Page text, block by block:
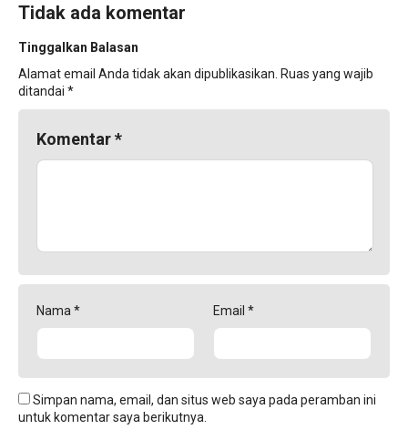
Tidak ada komentar
Tinggalkan Balasan
Alamat email Anda tidak akan dipublikasikan. Ruas yang wajib
ditandai *
Komentar*
Nama * Email *
Simpan nama, email, dan situs web saya pada peramban ini
untuk komentar saya berikutnya.